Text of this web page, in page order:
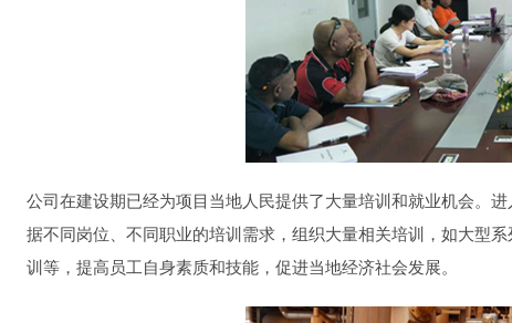
公司在建设期已经为项目当地人民提供了大量培训和就业机会。
据不同岗位、不同职业的培训需求，组织大量相关培训，如大型
训等，提高员工自身素质和技能，促进当地经济社会发展。